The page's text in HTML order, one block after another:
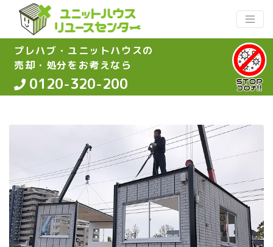
プレハブ・ユニットハウスの
売却・処分をお考えなら
0120-320-200